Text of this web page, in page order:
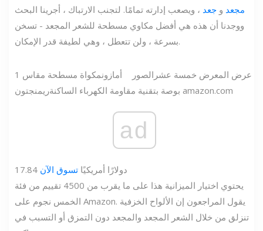
مجعد و جعد ، ويصعب إدارته تمامًا. لتجنب الارتباك ، أجرينا البحث
ووجدنا أن هذه هي أفضل مكاوي مسطحة للشعر المجعد - تسخن
بسرعة ، ولن تتعطل ، وهي لطيفة قدر الإمكان.
عرض المعرض خمسة عشر الصور أمازون
مكواة مسطحة مقاس 1
بوصة بتقنية مقاومة الكهرباء الساكنةريمنجتون amazon.com
ad
17.84 دولارًا أمريكيًا تسوق الآن
يحتوي اختيار الميزانية هذا على ما يقرب من 4500 تقييم من فئة
الخمس نجوم على Amazon. يقول المراجعون إن الألواح الخزفية
تنزلق من خلال الشعر المجعد والمجعد دون التمزق أو التسبب في